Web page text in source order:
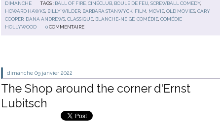
DIMANCHE
TAGS : BALL OF FIRE,CINÉCLUB, BOULE DE FEU,SCREWBALL COMEDY,
HOWARD HAWKS, BILLY WILDER, BARBARA STANWYCK, FILM, MOVIE,OLD MOVIES,GARY
COOPER, DANA ANDREWS,CLASSIQUE, BLANCHE-NEIGE,COMÉDIE,COMÉDIE
HOLLYWOOD
0 COMMENTAIRE
dimanche 09 janvier 2022
The Shop around the corner d'Ernst
Lubitsch